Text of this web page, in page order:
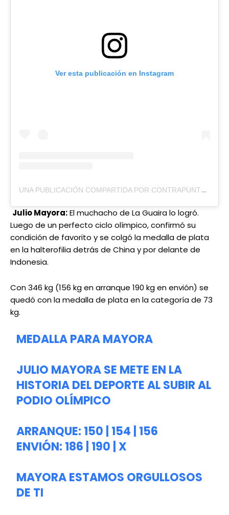
Ver esta publicación en Instagram
UNA PUBLICACIÓN COMPARTIDA POR CONTRAPUNTO (@CONTRAPUNTO_VZLA)
Julio Mayora:El muchacho de La Guaira lo logró.
Luego de un perfecto ciclo olímpico, confirmó su
condición de favorito y se colgó la medalla de plata
en la halterofilia detrás de China y por delante de
Indonesia.
Con 346 kg (156 kg en arranque 190 kg en envión) se
quedó con la medalla de plata en la categoría de 73
kg.
MEDALLA PARA MAYORA
JULIO MAYORA SE METE EN LA
HISTORIA DEL DEPORTE AL SUBIR AL
PODIO OLÍMPICO
ARRANQUE: 150 | 154 | 156
ENVIÓN: 186 | 190 | X
MAYORA ESTAMOS ORGULLOSOS
DE TI